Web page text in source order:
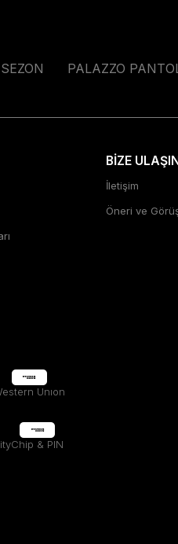
PALAZZO
BİZE
İletişim
Öneri ve
Unıon
Chip & PIN